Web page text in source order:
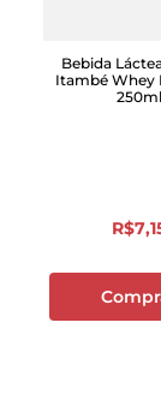
Bebida
Itambé Whey
250ml
R$7,